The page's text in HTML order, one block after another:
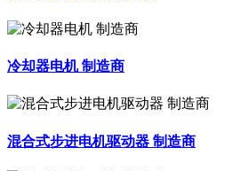
冷却器电机 制造商
混合式步进电机驱动器 制造商